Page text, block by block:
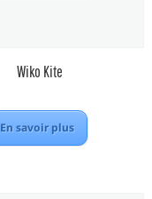
Wiko Kite
En savoir plus